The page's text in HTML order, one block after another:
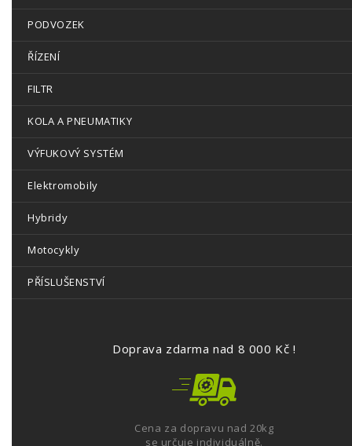
PODVOZEK
ŘÍZENÍ
FILTR
KOLA A PNEUMATIKY
VÝFUKOVÝ SYSTÉM
Elektromobily
Hybridy
Motocykly
PŘÍSLUŠENSTVÍ
Doprava zdarma nad 8 000 Kč !
Cena za dopravu nad 20kg
se určuje individuálně.